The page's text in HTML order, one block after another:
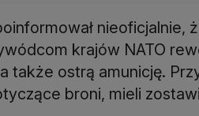
nieoficjalnie,
krajów NATO
także ostrą amunicję.
broni, mieli